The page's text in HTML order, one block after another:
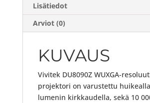
Lisätiedot
Arviot (0)
KUVAUS
Vivitek DU8090Z WUXGA-
projektori on varustettu
lumenin kirkkaudella, sekä 10